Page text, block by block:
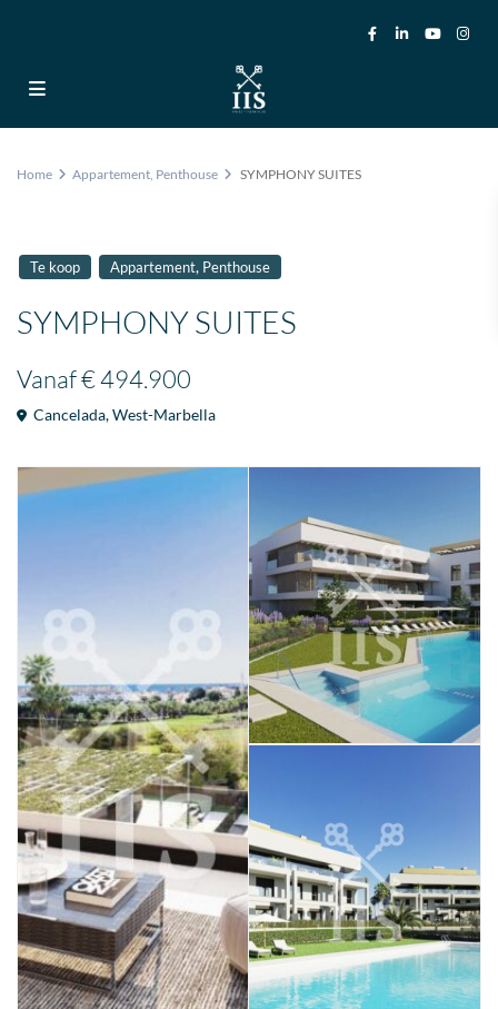
Home Appartement, Penthouse SYMPHONY SUITES
Te koop Appartement, Penthouse
SYMPHONY SUITES
Vanaf€ 494.900
Cancelada,West-Marbella